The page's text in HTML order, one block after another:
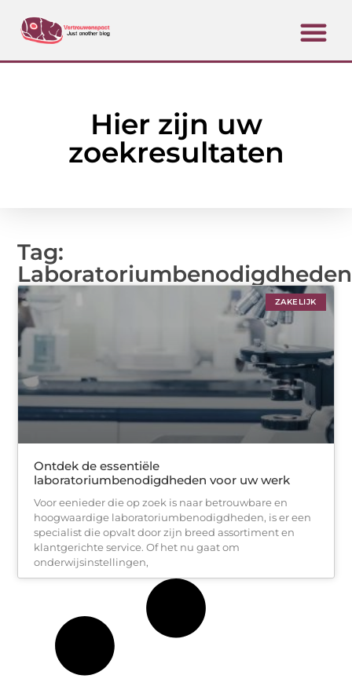
Hier zijn uw
zoekresultaten
Tag:
Laboratoriumbenodigdheden
ZAKELIJK
Ontdek de essentiële
laboratoriumbenodigdheden voor uw werk
Voor eenieder die op zoek is naar betrouwbare en
hoogwaardige laboratoriumbenodigdheden, is er een
specialist die opvalt door zijn breed assortiment en
klantgerichte service. Of het nu gaat om
onderwijsinstellingen,